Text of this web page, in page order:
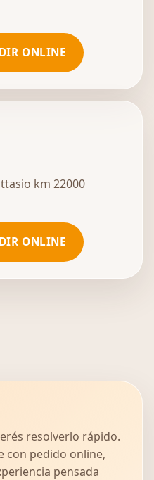
ONLINE
km 22000
ONLINE
resolverlo rápido.
con pedido online,
pensada